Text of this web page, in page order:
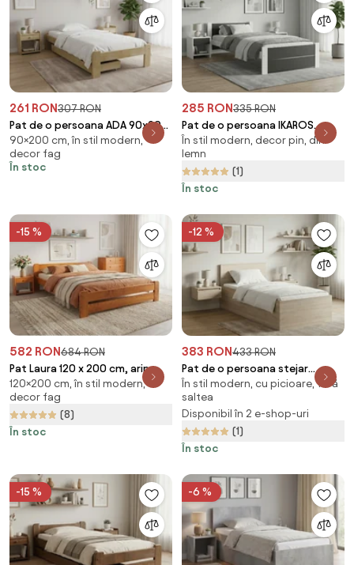
261 RON307 RON
Pat de o persoana ADA 90x200
cm, pin Saltele: Fara saltea,
Somiera pat: Fara somiera
90×200 cm, în stil modern,
decor fag
În stoc
285 RON335 RON
Pat de o persoana IKAROS
DOUBLE 90 x 200 cm,
antracit/alb Saltele: Fara
saltea, Somiera pat: Fara
somiera
În stil modern, decor pin, din
lemn
(1)
În stoc
-15 %
582 RON684 RON
Pat Laura 120 x 200 cm, arin
Saltele: Fara saltea, Somiera
pat: Cu lamele drepte
120×200 cm, în stil modern,
decor fag
(8)
În stoc
-12 %
383 RON433 RON
Pat de o persoana stejar
sonoma, SOFIA 90 x 200 cm
Saltele: Fara saltea, Somiera
pat: Fara somiera
În stil modern, cu picioare, fără
saltea
Disponibil în 2 e-shop-uri
(1)
În stoc
-15 % -6 %